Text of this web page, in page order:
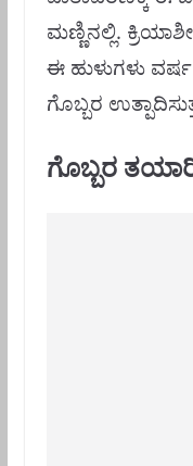
ಮಣ್ಣಿನಲ್ಲಿ.
ಈ ಹುಳುಗಳು
ಗೊಬ್ಬರ
ಗೊಬ್ಬರ